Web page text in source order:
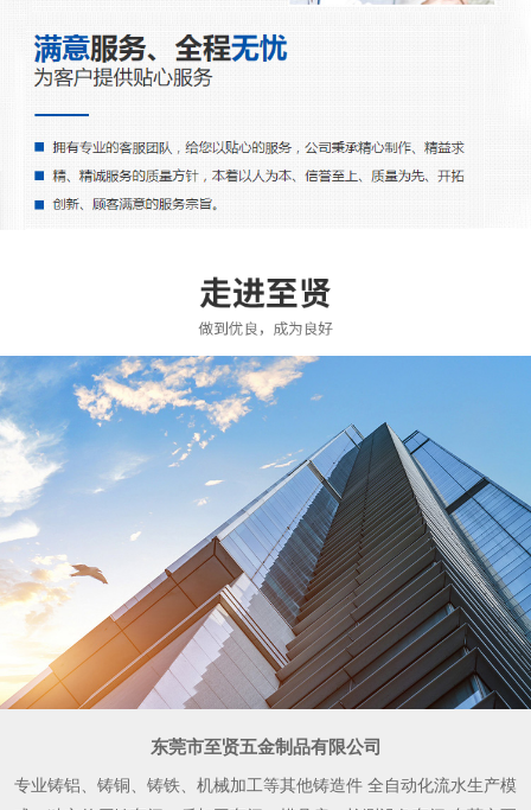
东莞市至贤五金制品有限公司
专业铸铝、铸铜、铸铁、机械加工等其他铸造件 全自动化流水生产模